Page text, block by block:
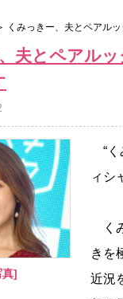
くみっきー、夫とペアル
夫とペアル
真]
“く
ィシ
く
きを
近況